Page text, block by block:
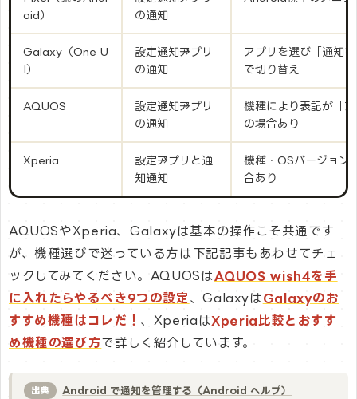
oid）
の通知
Galaxy（One U
I）
設定→通知→アプリ
の通知
アプリを選び「通知
で切り替え
AQUOS
設定→通知→アプリ
の通知
機種により表記が「
の場合あり
Xperia
設定→アプリと通
知→通知
機種・OSバージョン
合あり
AQUOSやXperia、Galaxyは基本の操作こそ共通です
が、機種選びで迷っている方は下記記事もあわせてチェ
ックしてみてください。AQUOSは AQUOS wish4を手
に入れたらやるべき9つの設定 、Galaxyは Galaxyのお
すすめ機種はコレだ！ 、XperiaはXperia比較とおすす
め機種の選び方で詳しく紹介しています。
出典 Android で通知を管理する（Android ヘルプ）